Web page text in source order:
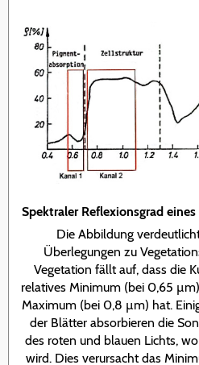
Spektraler Reflexionsgrad
Die Abbildung
Überlegungen zu
Vegetation fällt auf, dass die
relatives Minimum (bei 0,65
Maximum (bei 0,8 µm) hat.
der Blätter absorbieren die
des roten und blauen Lichts,
wird. Dies verursacht das